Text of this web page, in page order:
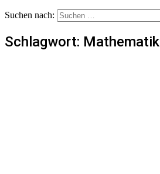
Suchen nach:
Schlagwort: Mathematik